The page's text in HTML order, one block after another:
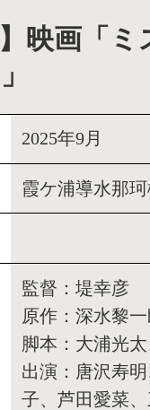
】映画「
2025年9月
霞ケ浦導水那
監督：堤幸彦
原作：深水黎
脚本：大浦光
出演：唐沢寿
子、芦田愛菜、